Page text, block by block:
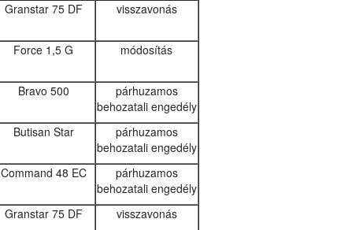
Granstar 75 DF visszavonás
Force 1,5 G módosítás
Bravo 500
párhuzamos
behozatali engedély
Butisan Star
párhuzamos
behozatali engedély
Command 48 EC
párhuzamos
behozatali engedély
Granstar 75 DF visszavonás